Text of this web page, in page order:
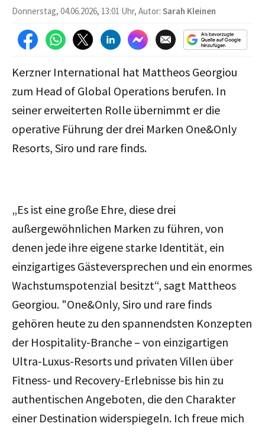
Donnerstag, 04.06.2026, 13:01 Uhr, Autor: Sarah Kleinen
Kerzner International hat Mattheos Georgiou
zum Head of Global Operations berufen. In
seiner erweiterten Rolle übernimmt er die
operative Führung der drei Marken One&Only
Resorts, Siro und rare finds.
„Es ist eine große Ehre, diese drei
außergewöhnlichen Marken zu führen, von
denen jede ihre eigene starke Identität, ein
einzigartiges Gästeversprechen und ein enormes
Wachstumspotenzial besitzt“, sagt Mattheos
Georgiou. "One&Only, Siro und rare finds
gehören heute zu den spannendsten Konzepten
der Hospitality-Branche – von einzigartigen
Ultra-Luxus-Resorts und privaten Villen über
Fitness- und Recovery-Erlebnisse bis hin zu
authentischen Angeboten, die den Charakter
einer Destination widerspiegeln. Ich freue mich